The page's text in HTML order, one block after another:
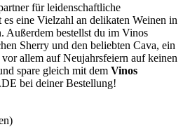
für leidenschaftliche
eine Vielzahl an delikaten Weinen in
Außerdem bestellst du im Vinos
Sherry und den beliebten Cava, ein
allem auf Neujahrsfeiern auf keinen
spare gleich mit dem Vinos
.DE bei deiner Bestellung!